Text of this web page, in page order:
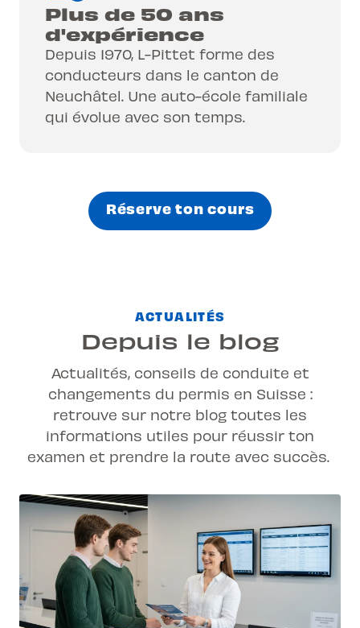
Plus de 50 ans
d'expérience
Depuis 1970, L-Pittet forme des
conducteurs dans le canton de
Neuchâtel. Une auto-école familiale
qui évolue avec son temps.
Réserve ton cours
ACTUALITÉS
Depuis le blog
Actualités, conseils de conduite et
changements du permis en Suisse :
retrouve sur notre blog toutes les
informations utiles pour réussir ton
examen et prendre la route avec succès.